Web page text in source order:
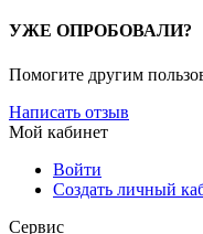
УЖЕ ОПРОБОВАЛИ?
Помогите другим
Написать отзыв
Мой кабинет
Войти
Создать личный
Сервис